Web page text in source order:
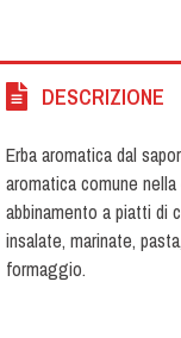
DESCRIZIONE
Erba aromatica dal
aromatica comune
abbinamento a piatti di
insalate, marinate,
formaggio.